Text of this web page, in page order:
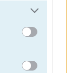
including but
may click to
tags to
below Google